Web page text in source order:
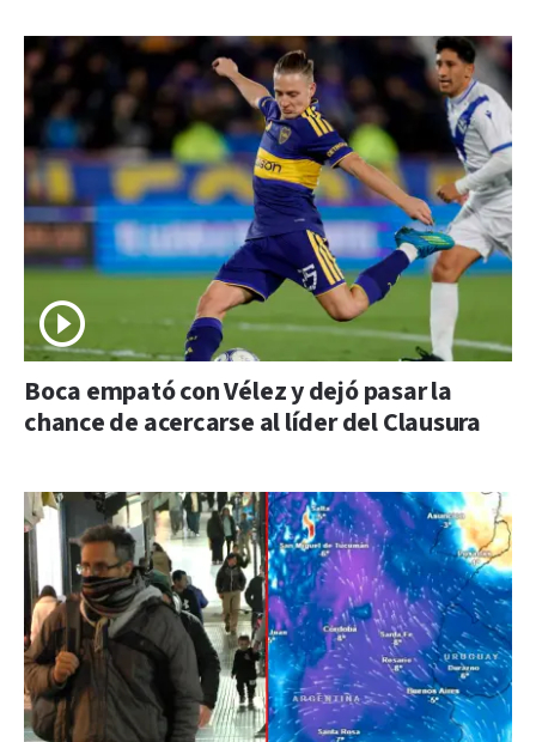
Boca empató con Vélez y dejó pasar la
chance de acercarse al líder del Clausura